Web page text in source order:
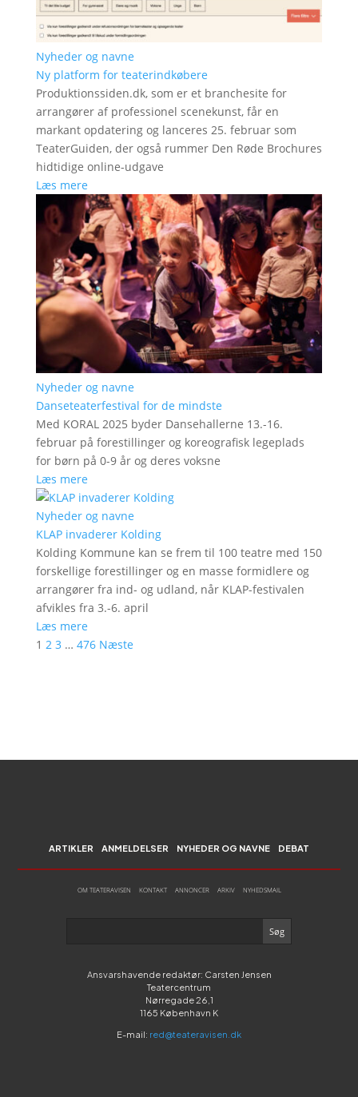
Nyheder og navne
Ny platform for teaterindkøbere
Produktionssiden.dk, som er et branchesite for
arrangører af professionel scenekunst, får en
markant opdatering og lanceres 25. februar som
TeaterGuiden, der også rummer Den Røde Brochures
hidtidige online-udgave
Læs mere
Nyheder og navne
Danseteaterfestival for de mindste
Med KORAL 2025 byder Dansehallerne 13.-16.
februar på forestillinger og koreografisk legeplads
for børn på 0-9 år og deres voksne
Læs mere
Nyheder og navne
KLAP invaderer Kolding
Kolding Kommune kan se frem til 100 teatre med 150
forskellige forestillinger og en masse formidlere og
arrangører fra ind- og udland, når KLAP-festivalen
afvikles fra 3.-6. april
Læs mere
1 2 3 … 476 Næste
ARTIKLER ANMELDELSER NYHEDER OG NAVNE DEBAT
OM TEATERAVISEN KONTAKT ANNONCER ARKIV NYHEDSMAIL
Ansvarshavende redaktør: Carsten Jensen
Teatercentrum
Nørregade 26,1
1165 København K
E-mail: red@teateravisen.dk